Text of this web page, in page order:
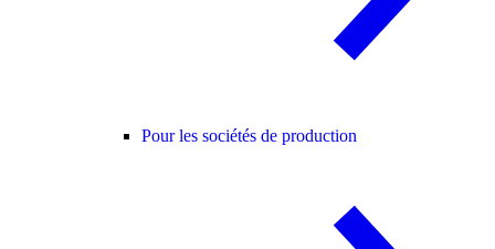
Pour les sociétés de production